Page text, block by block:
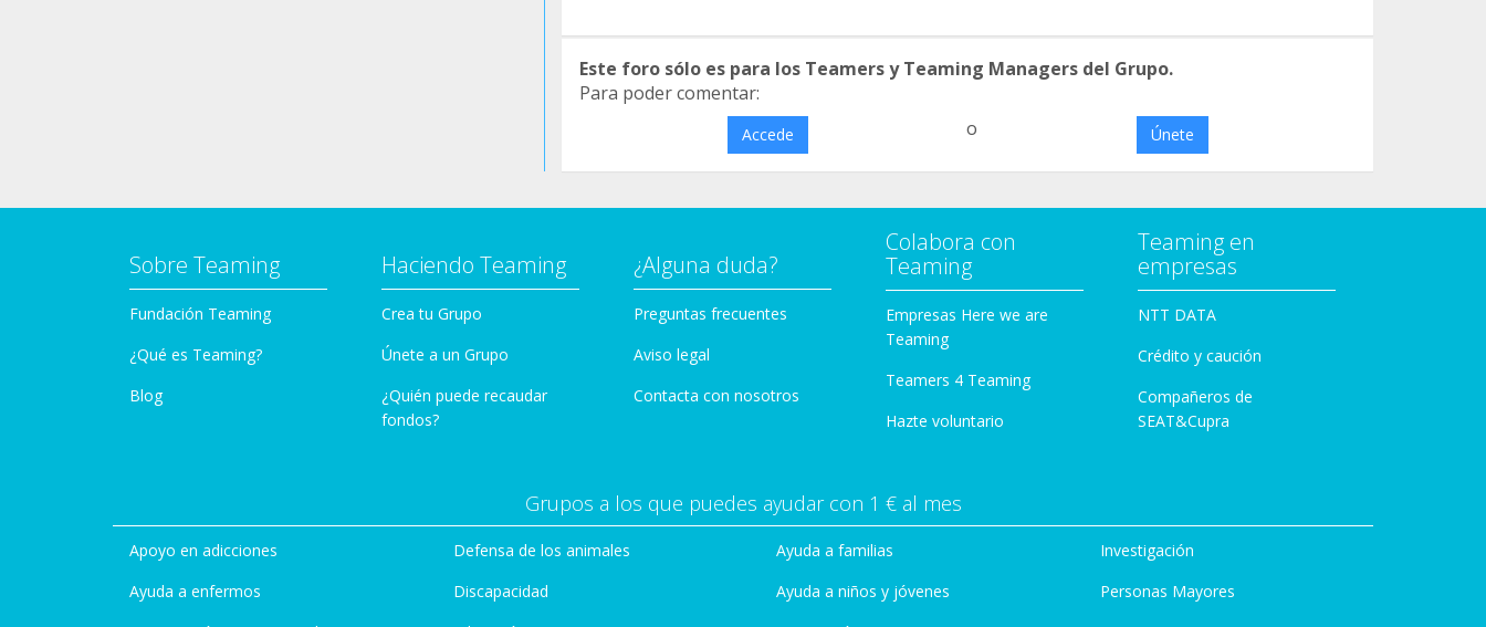
Este foro sólo es para los Teamers y Teaming Managers del Grupo.
Para poder comentar:
Accede o Únete
Sobre Teaming
Fundación Teaming
¿Qué es Teaming?
Blog
Haciendo Teaming
Crea tu Grupo
Únete a un Grupo
¿Quién puede recaudar
fondos?
¿Alguna duda?
Preguntas frecuentes
Aviso legal
Contacta con nosotros
Colabora con
Teaming
Empresas Here we are
Teaming
Teamers 4 Teaming
Hazte voluntario
Teaming en
empresas
NTT DATA
Crédito y caución
Compañeros de
SEAT&Cupra
Grupos a los que puedes ayudar con 1 € al mes
Apoyo en adicciones
Ayuda a enfermos
Defensa de los animales
Discapacidad
Ayuda a familias
Ayuda a niños y jóvenes
Investigación
Personas Mayores